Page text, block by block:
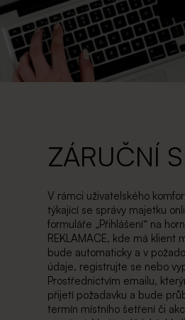
ZÁRUČNÍ
V rámci uživatelského
týkající se správy majetku
formuláře „Přihlášení“ na
REKLAMACE, kde má klient
bude automaticky a v
údaje, registrujte se nebo
Prostřednictvím emailu,
přijetí požadavku a bude
termín místního šetření či